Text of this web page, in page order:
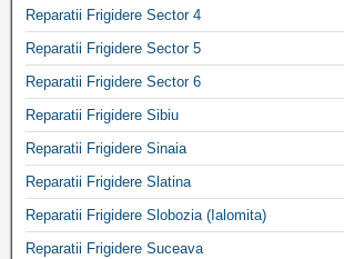
Reparatii Frigidere Sector 4
Reparatii Frigidere Sector 5
Reparatii Frigidere Sector 6
Reparatii Frigidere Sibiu
Reparatii Frigidere Sinaia
Reparatii Frigidere Slatina
Reparatii Frigidere Slobozia (Ialomita)
Reparatii Frigidere Suceava